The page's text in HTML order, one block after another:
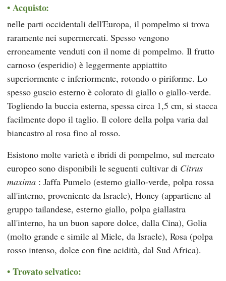
Acquisto:
nelle parti occidentali dell'Europa, il pompelmo si trova
raramente nei supermercati. Spesso vengono
erroneamente venduti con il nome di pompelmo. Il frutto
carnoso (esperidio) è leggermente appiattito
superiormente e inferiormente, rotondo o piriforme. Lo
spesso guscio esterno è colorato di giallo o giallo-verde.
Togliendo la buccia esterna, spessa circa 1,5 cm, si stacca
facilmente dopo il taglio. Il colore della polpa varia dal
biancastro al rosa fino al rosso.
Esistono molte varietà e ibridi di pompelmo, sul mercato
europeo sono disponibili le seguenti cultivar di Citrus
maxima: Jaffa Pumelo (esterno giallo-verde, polpa rossa
all'interno, proveniente da Israele), Honey (appartiene al
gruppo tailandese, esterno giallo, polpa giallastra
all'interno, ha un buon sapore dolce, dalla Cina), Golia
(molto grande e simile al Miele, da Israele), Rosa (polpa
rosso intenso, dolce con fine acidità, dal Sud Africa).
Trovato selvatico: